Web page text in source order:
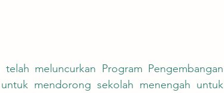
mendorong sekolah menengah untuk